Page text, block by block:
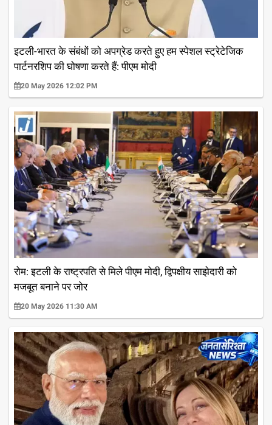
इटली-भारत के संबंधों को अपग्रेड करते हुए हम स्पेशल स्ट्रेटेजिक
पार्टनरशिप की घोषणा करते हैं: पीएम मोदी
20 May 2026 12:02 PM
रोम: इटली के राष्ट्रपति से मिले पीएम मोदी, द्विपक्षीय साझेदारी को
मजबूत बनाने पर जोर
20 May 2026 11:30 AM